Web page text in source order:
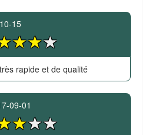
15
rapide et de qualité
09-01